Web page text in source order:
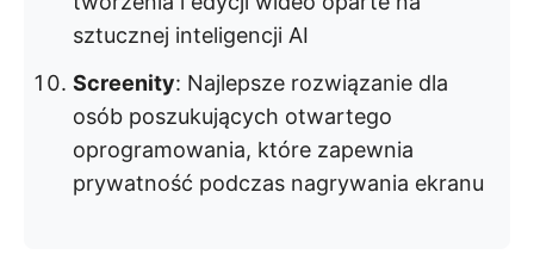
sztucznej inteligencji AI
Screenity: Najlepsze rozwiązanie dla
osób poszukujących otwartego
oprogramowania, które zapewnia
prywatność podczas nagrywania ekranu